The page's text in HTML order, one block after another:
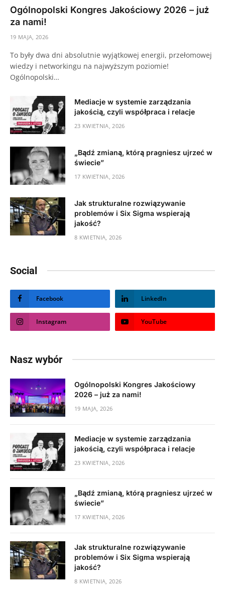
Ogólnopolski Kongres Jakościowy 2026 – już
za nami!
19 MAJA, 2026
To były dwa dni absolutnie wyjątkowej energii, przełomowej
wiedzy i networkingu na najwyższym poziomie!
Ogólnopolski…
Mediacje w systemie zarządzania
jakością, czyli współpraca i relacje
23 KWIETNIA, 2026
„Bądź zmianą, którą pragniesz ujrzeć w
świecie”
17 KWIETNIA, 2026
Jak strukturalne rozwiązywanie
problemów i Six Sigma wspierają
jakość?
8 KWIETNIA, 2026
Social
Facebook LinkedIn
Instagram YouTube
Nasz wybór
Ogólnopolski Kongres Jakościowy
2026 – już za nami!
19 MAJA, 2026
Mediacje w systemie zarządzania
jakością, czyli współpraca i relacje
23 KWIETNIA, 2026
„Bądź zmianą, którą pragniesz ujrzeć w
świecie”
17 KWIETNIA, 2026
Jak strukturalne rozwiązywanie
problemów i Six Sigma wspierają
jakość?
8 KWIETNIA, 2026